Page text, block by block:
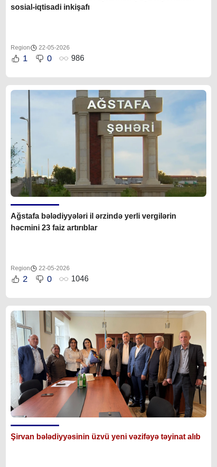
sosial-iqtisadi inkişafı
Region 22-05-2026
1 0 986
Ağstafa bələdiyyələri il ərzində yerli vergilərin
həcmini 23 faiz artırıblar
Region 22-05-2026
2 0 1046
Şirvan bələdiyyəsinin üzvü yeni vəzifəyə təyinat alıb